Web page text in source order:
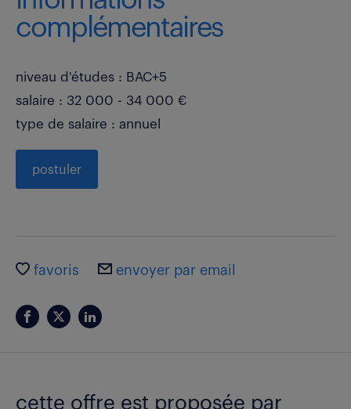
complémentaires
niveau d'études : BAC+5
salaire : 32 000 - 34 000 €
type de salaire : annuel
postuler
favoris envoyer par email
cette offre est proposée par